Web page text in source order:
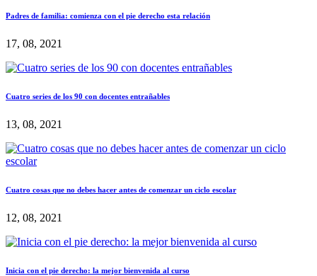
Padres de familia: comienza con el pie derecho esta relación
17, 08, 2021
Cuatro series de los 90 con docentes entrañables
13, 08, 2021
Cuatro cosas que no debes hacer antes de comenzar un ciclo escolar
12, 08, 2021
Inicia con el pie derecho: la mejor bienvenida al curso